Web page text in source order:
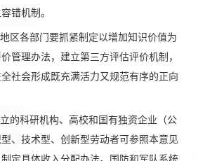
错机制。
区各部门要抓紧制定以增加知识价值为
管理办法，建立第三方评估评价机制，
社会形成既充满活力又规范有序的正向
的科研机构、高校和国有独资企业（公
、技术型、创新型劳动者可参照本意见
定具体收入分配办法。国防和军队系统